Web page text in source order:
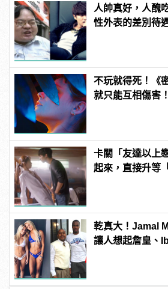
人帥真好，人醜
性外表的差別待
不玩就得死！《
就只能互相傷害！
卡關「友達以上
起來，直接升等
乾真大！Jamal
讓人想起詹皇、